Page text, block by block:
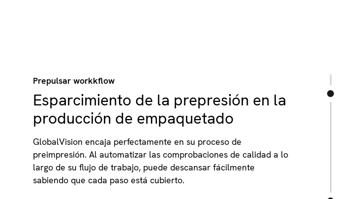
Prepulsar workkflow
Esparcimiento de la prepresión en la
producción de empaquetado
GlobalVision encaja perfectamente en su proceso de
preimpresión. Al automatizar las comprobaciones de calidad a lo
largo de su flujo de trabajo, puede descansar fácilmente
sabiendo que cada paso está cubierto.